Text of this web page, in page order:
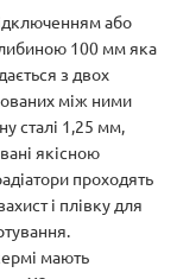
або
100 мм яка
з двох
між ними
сталі 1,25 мм,
якісною
проходять
і плівку для
мають